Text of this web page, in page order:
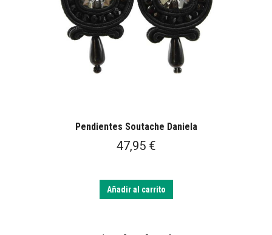
Pendientes Soutache Daniela
47,95 €
Añadir al carrito